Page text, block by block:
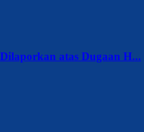
atas Dugaan H...